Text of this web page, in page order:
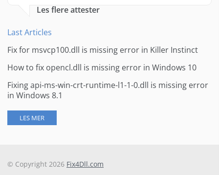
Les flere attester
Last Articles
Fix for msvcp100.dll is missing error in Killer Instinct
How to fix opencl.dll is missing error in Windows 10
Fixing api-ms-win-crt-runtime-l1-1-0.dll is missing error
in Windows 8.1
LES MER
© Copyright 2026 Fix4Dll.com